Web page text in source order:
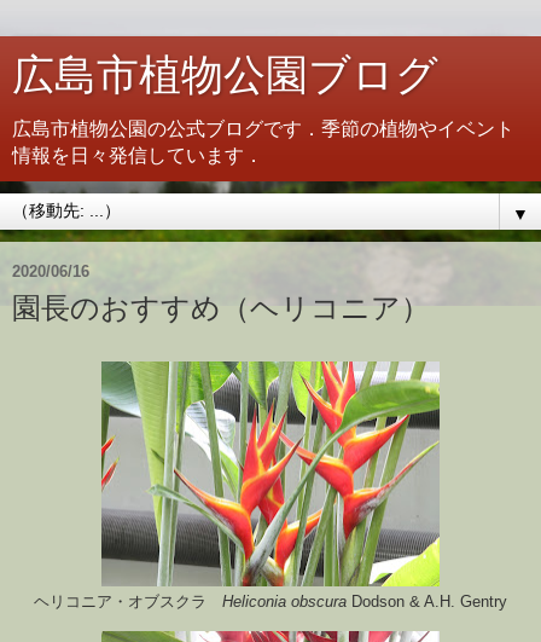
広島市植物公園ブログ
広島市植物公園の公式ブログです．季節の植物やイベント
情報を日々発信しています．
▼
2020/06/16
園長のおすすめ（ヘリコニア）
ヘリコニア・オブスクラ Heliconia obscura Dodson & A.H. Gentry